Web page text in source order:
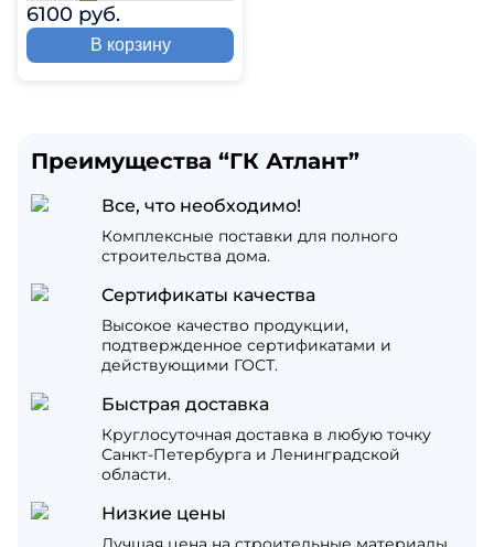
6100 руб.
В корзину
Преимущества “ГК Атлант”
Все, что необходимо!
Комплексные поставки для полного
строительства дома.
Сертификаты качества
Высокое качество продукции,
подтвержденное сертификатами и
действующими ГОСТ.
Быстрая доставка
Круглосуточная доставка в любую точку
Санкт-Петербурга и Ленинградской
области.
Низкие цены